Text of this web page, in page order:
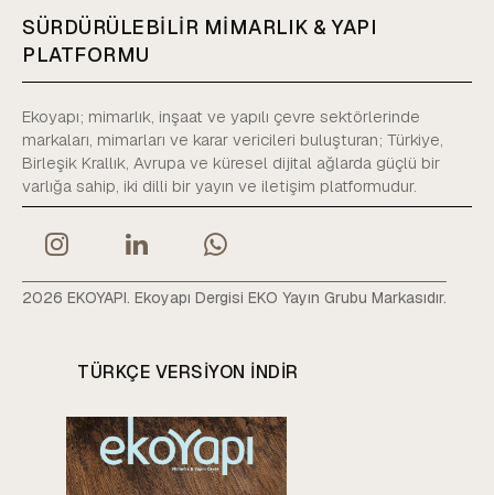
SÜRDÜRÜLEBİLİR MİMARLIK & YAPI
PLATFORMU
Ekoyapı; mimarlık, inşaat ve yapılı çevre sektörlerinde
markaları, mimarları ve karar vericileri buluşturan; Türkiye,
Birleşik Krallık, Avrupa ve küresel dijital ağlarda güçlü bir
varlığa sahip, iki dilli bir yayın ve iletişim platformudur.
2026 EKOYAPI. Ekoyapı Dergisi EKO Yayın Grubu Markasıdır.
TÜRKÇE VERSIYON INDIR